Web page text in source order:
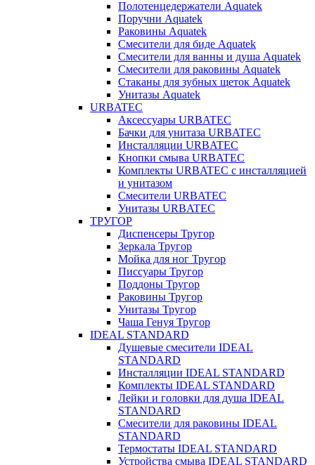
Полотенцедержатели Aquatek
Поручни Aquatek
Раковины Aquatek
Смесители для биде Aquatek
Смесители для ванны и душа Aquatek
Смесители для раковины Aquatek
Стаканы для зубных щеток Aquatek
Унитазы Aquatek
URBATEC
Аксессуары URBATEC
Бачки для унитаза URBATEC
Инсталляции URBATEC
Кнопки смыва URBATEC
Комплекты URBATEC с инсталляцией
и унитазом
Смесители URBATEC
Унитазы URBATEC
ТРУГОР
Диспенсеры Тругор
Зеркала Тругор
Мойка для ног Тругор
Писсуары Тругор
Поддоны Тругор
Раковины Тругор
Унитазы Тругор
Чаша Генуя Тругор
IDEAL STANDARD
Душевые смесители IDEAL
STANDARD
Инсталляции IDEAL STANDARD
Комплекты IDEAL STANDARD
Лейки и головки для душа IDEAL
STANDARD
Смесители для раковины IDEAL
STANDARD
Термостаты IDEAL STANDARD
Устройства смыва IDEAL STANDARD